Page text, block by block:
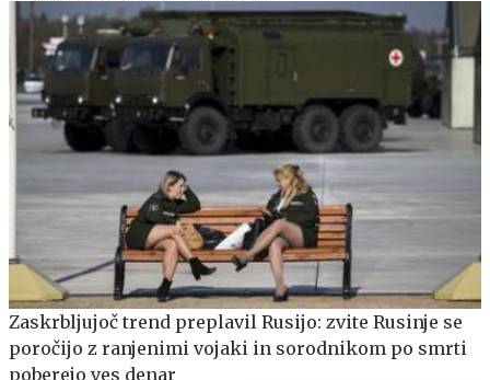
Zaskrbljujoč trend preplavil Rusijo: zvite Rusinje se
poročijo z ranjenimi vojaki in sorodnikom po smrti
poberejo ves denar